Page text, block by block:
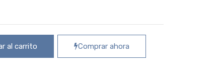
al carrito Comprar ahora